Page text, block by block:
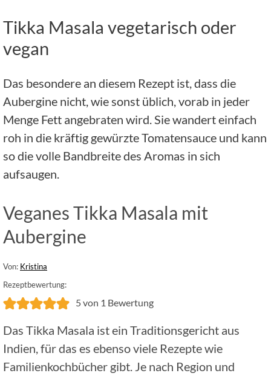
Tikka Masala vegetarisch oder
vegan
Das besondere an diesem Rezept ist, dass die
Aubergine nicht, wie sonst üblich, vorab in jeder
Menge Fett angebraten wird. Sie wandert einfach
roh in die kräftig gewürzte Tomatensauce und kann
so die volle Bandbreite des Aromas in sich
aufsaugen.
Veganes Tikka Masala mit
Aubergine
Von: Kristina
Rezeptbewertung:
5von 1 Bewertung
Das Tikka Masala ist ein Traditionsgericht aus
Indien, für das es ebenso viele Rezepte wie
Familienkochbücher gibt. Je nach Region und